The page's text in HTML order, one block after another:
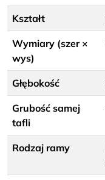
Kształt
Wymiary (szer ×
wys)
Głębokość
Grubość samej
tafli
Rodzaj ramy